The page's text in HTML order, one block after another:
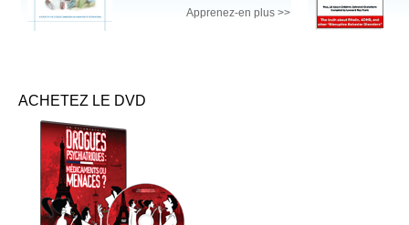
ACHETEZ LE DVD
Apprenez-en plus >>